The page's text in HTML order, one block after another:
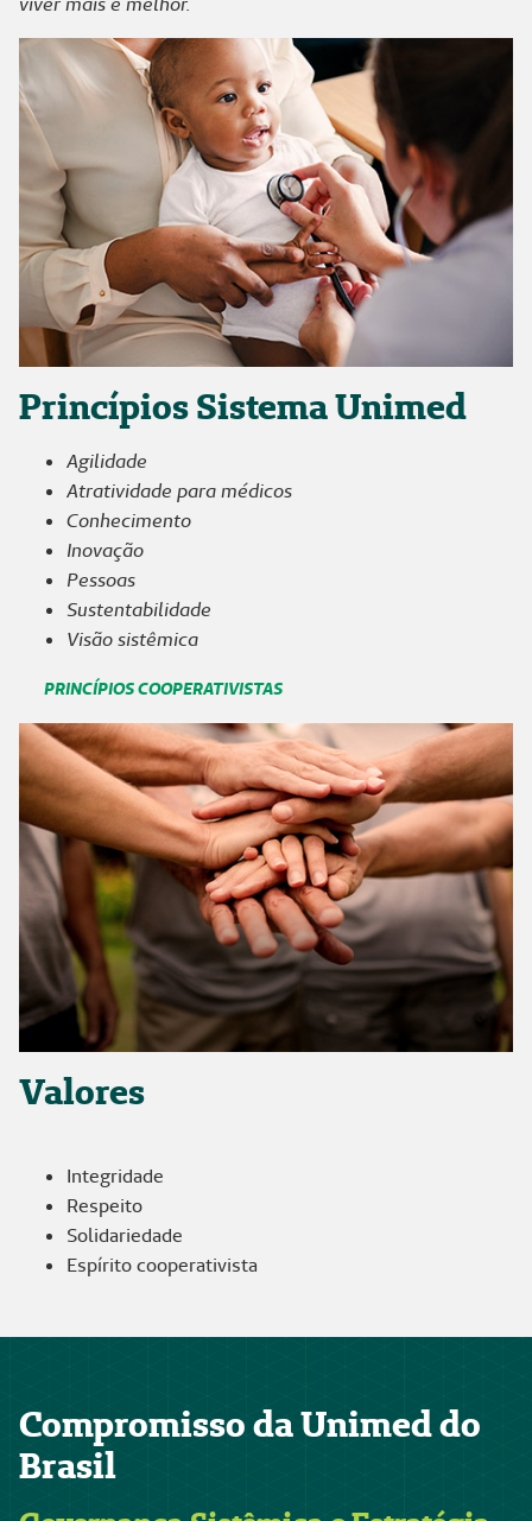
Princípios Sistema Unimed
Agilidade
Atratividade para médicos
Conhecimento
Inovação
Pessoas
Sustentabilidade
Visão sistêmica
PRINCÍPIOS COOPERATIVISTAS
Valores
Integridade
Respeito
Solidariedade
Espírito cooperativista
Compromisso da Unimed do
Brasil